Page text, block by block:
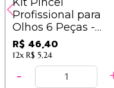
Profissional para
Olhos 6 Peças -
WB300
R$ 46,40
12x R$ 5,24